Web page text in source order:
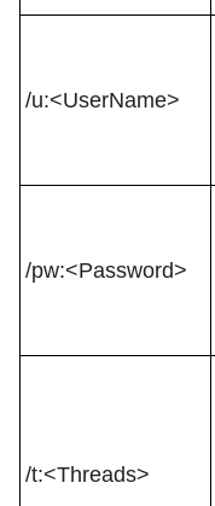
/u:<UserName>
/pw:<Password>
/t:<Threads>